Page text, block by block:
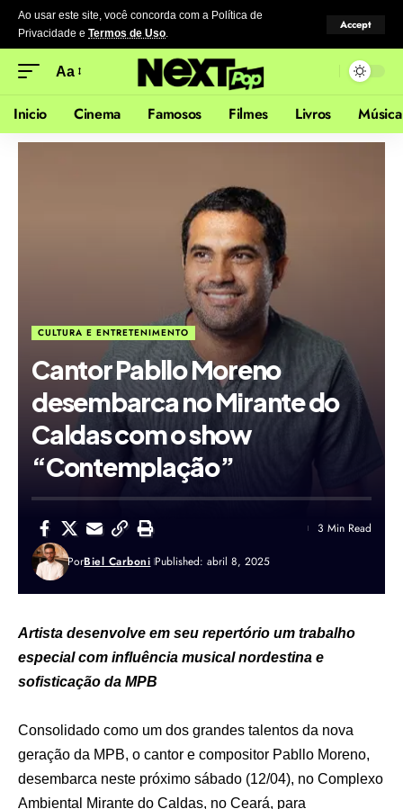
Ao usar este site, você concorda com a Política de
Privacidade e Termos de Uso.
Accept
Aa
Inicio Cinema Famosos Filmes Livros Música
CULTURA E ENTRETENIMENTO
Cantor Pabllo Moreno
desembarca no Mirante do
Caldas com o show
“Contemplação”
PorBiel Carboni Published: abril 8, 2025
3 Min Read
Artista desenvolve em seu repertório um trabalho
especial com influência musical nordestina e
sofisticação da MPB
Consolidado como um dos grandes talentos da nova
geração da MPB, o cantor e compositor Pabllo Moreno,
desembarca neste próximo sábado (12/04), no Complexo
Ambiental Mirante do Caldas, no Ceará, para